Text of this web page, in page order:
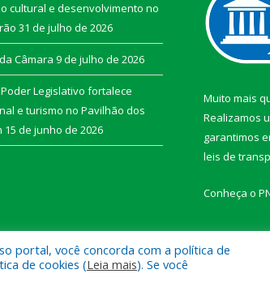
cultural e desenvolvimento no
31 de julho de 2026
Câmara 9 de julho de 2026
Poder Legislativo fortalece
e turismo no Pavilhão dos
15 de junho de 2026
Muito mais
Realizamos
garantimos
leis de
Conheça o
portal, você concorda com a política de
de cookies (Leia mais). Se você